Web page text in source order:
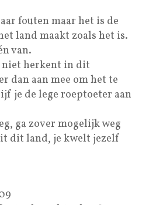
fouten maar het is de
land maakt zoals het is.
van.
niet herkent in dit
dan aan mee om het te
je de lege roeptoeter aan
ga zover mogelijk weg
dit land, je kwelt jezelf